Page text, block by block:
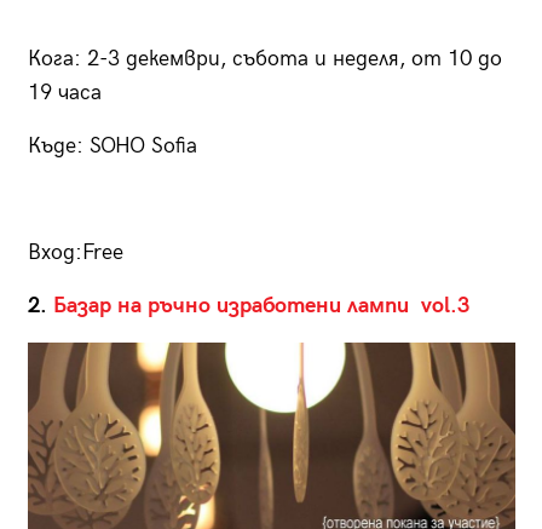
Кога: 2-3 декември, събота и неделя, от 10 до
19 часа
Къде: SOHO Sofia
Вход:Free
2. Базар на ръчно изработени лампи vol.3